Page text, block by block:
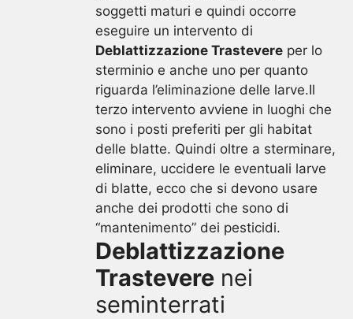
soggetti maturi e quindi occorre
eseguire un intervento di
Deblattizzazione Trastevere per lo
sterminio e anche uno per quanto
riguarda l’eliminazione delle larve.Il
terzo intervento avviene in luoghi che
sono i posti preferiti per gli habitat
delle blatte. Quindi oltre a sterminare,
eliminare, uccidere le eventuali larve
di blatte, ecco che si devono usare
anche dei prodotti che sono di
“mantenimento” dei pesticidi.
Deblattizzazione
Trastevere nei
seminterrati